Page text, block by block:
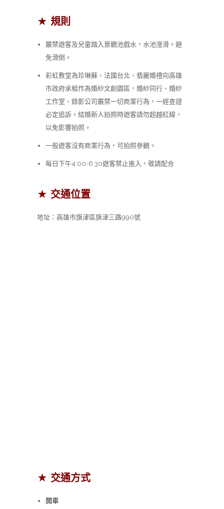
★ 規則
嚴禁遊客及兒童踏入景觀池戲水，水池溼滑。避
免滑倒。
彩虹教堂為珍琳蘇、法國台北、翡麗婚禮向高雄
市政府承租作為婚紗文創園區，婚紗同行、婚紗
工作室、錄影公司嚴禁一切商業行為，一經查證
必定追訴。結婚新人拍照時遊客請勿超越紅線，
以免影響拍照。
一般遊客沒有商業行為，可拍照參觀。
每日下午4:00-6:30遊客禁止進入，敬請配合
★ 交通位置
地址： 高雄市旗津區旗津三路990號
★ 交通方式
開車